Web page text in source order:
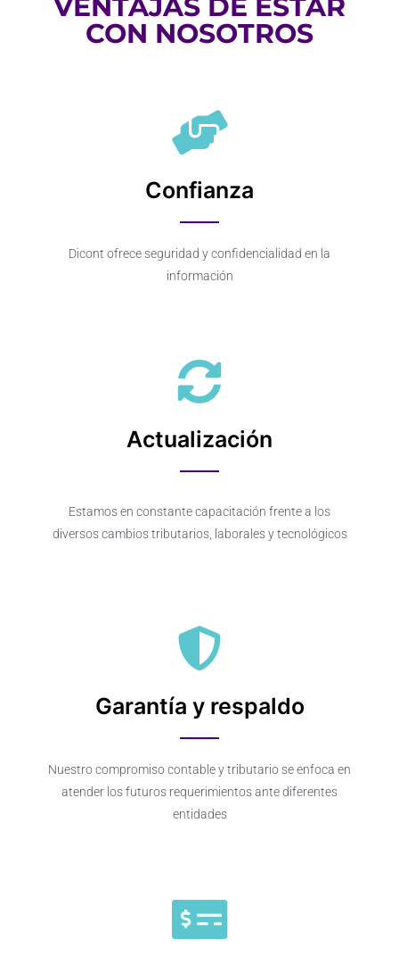
CON NOSOTROS
Confianza
Dicont ofrece seguridad y confidencialidad en la
información
Actualización
Estamos en constante capacitación frente a los
diversos cambios tributarios, laborales y tecnológicos
Garantía y respaldo
Nuestro compromiso contable y tributario se enfoca en
atender los futuros requerimientos ante diferentes
entidades